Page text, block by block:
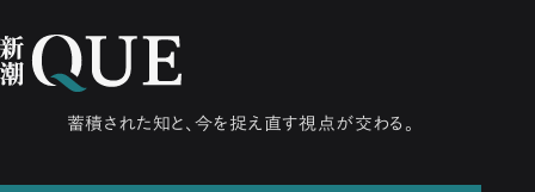
蓄積された知と、今を捉え直す視点が交わる。